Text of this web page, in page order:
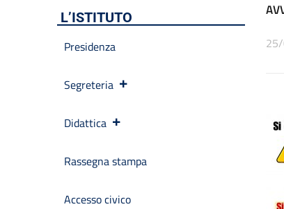
L’ISTITUTO
Presidenza
Segreteria
Didattica
Rassegna stampa
Accesso civico